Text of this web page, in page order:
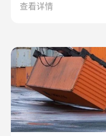
查看详情